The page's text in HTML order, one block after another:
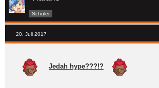
Schüler
20. Juli 2017
Jedah hype???!?